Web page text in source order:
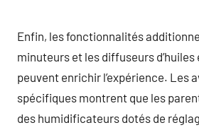
Enfin, les fonctionnalités
minuteurs et les diffuseurs
peuvent enrichir l’expérience. Les
spécifiques montrent que les
des humidificateurs dotés de